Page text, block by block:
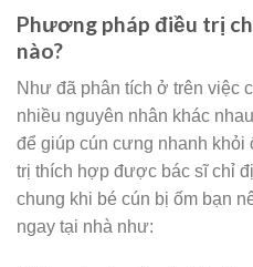
Phương pháp điều trị
nào?
Như đã phân tích ở trên việc
nhiều nguyên nhân khác
để giúp cún cưng nhanh
trị thích hợp được bác sĩ chỉ
chung khi bé cún bị ốm bạn
ngay tại nhà như: